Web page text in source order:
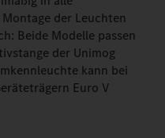
der Leuchten
Beide Modelle passen
der Unimog
kann bei
Euro V